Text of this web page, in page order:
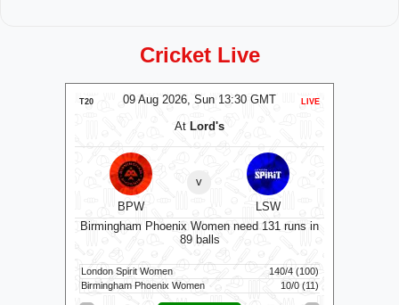
Cricket Live
09 Aug 2026, Sun 13:30 GMT
T20 LIVE
At Lord's
BPW
v
LSW
Birmingham Phoenix Women need 131 runs in
89 balls
London Spirit Women
140/4 (100)
Birmingham Phoenix Women
10/0 (11)